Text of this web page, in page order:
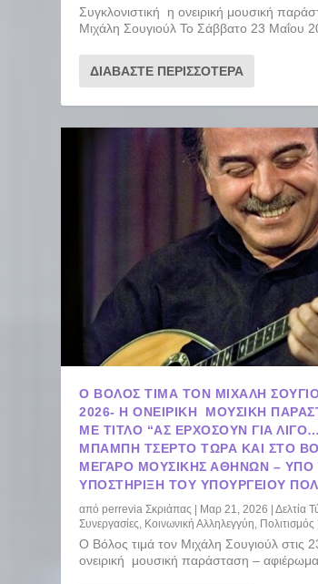
Συγκλονιστική η ονειρική μουσική
Μιχάλη Σουγιούλ Το Σάββατο 23 Μαΐου
ΔΙΑΒΆΣΤΕ ΠΕΡΙΣΣΌΤΕΡΑ
Ο ΒΌΛΟΣ ΤΙΜΆ ΤΟΝ ΜΙΧΆΛΗ
2026- Η ΟΝΕΙΡΙΚΉ ΜΟΥΣΙΚΉ
ΜΕ ΤΊΤΛΟ “ΑΣ ΕΡΧΌΣΟΥΝ ΓΙΑ
ΜΠΆΜΠΗ ΤΣΈΡΤΟ TΏΡΑ ΚΑΙ ΣΤΟ
ΜΈΓΑΡΟ ΜΟΥΣΙΚΉΣ ΑΘΗΝΏΝ – ΥΠΌ
ΥΠΟΣΤΉΡΙΞΗ ΤΟΥ ΥΠΟΥΡΓΕΊΟΥ
απόperrevia Σκριάπας Μαρ 21, 2026 |Δελτία
Συνεργασίες, Κοινωνική Αλληλεγγύη, Πολιτισμός
Ο Βόλος τιμά τον Μιχάλη Σουγιούλ στις
ονειρική μουσική παράσταση –